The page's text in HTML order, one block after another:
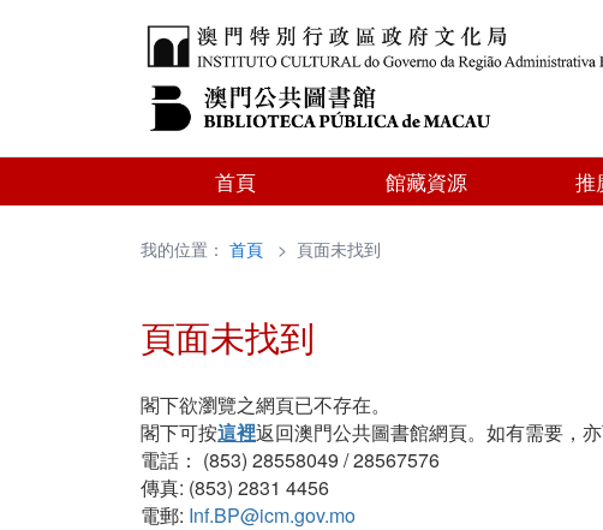
首頁 館藏資源 推
我的位置： 首頁 > 頁面未找到
頁面未找到
閣下欲瀏覽之網頁已不存在。
閣下可按這裡返回澳門公共圖書館網頁。如有需要，
電話： (853) 28558049 / 28567576
傳真: (853) 2831 4456
電郵: Inf.BP@icm.gov.mo